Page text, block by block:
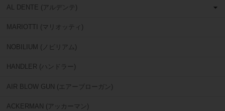
AL DENTE (アルデンテ)
MARIOTTI (マリオッティ)
NOBILIUM (ノビリアム)
HANDLER (ハンドラー)
AIR BLOW GUN (エアーブローガン)
ACKERMAN (アッカーマン)